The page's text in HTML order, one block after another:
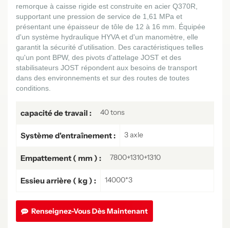
remorque à caisse rigide est construite en acier Q370R,
supportant une pression de service de 1,61 MPa et
présentant une épaisseur de tôle de 12 à 16 mm. Équipée
d'un système hydraulique HYVA et d'un manomètre, elle
garantit la sécurité d'utilisation. Des caractéristiques telles
qu'un pont BPW, des pivots d'attelage JOST et des
stabilisateurs JOST répondent aux besoins de transport
dans des environnements et sur des routes de toutes
conditions.
capacité de travail : 40 tons
Système d'entraînement : 3 axle
Empattement ( mm ) : 7800+1310+1310
Essieu arrière ( kg ) : 14000*3
Renseignez-Vous Dès Maintenant